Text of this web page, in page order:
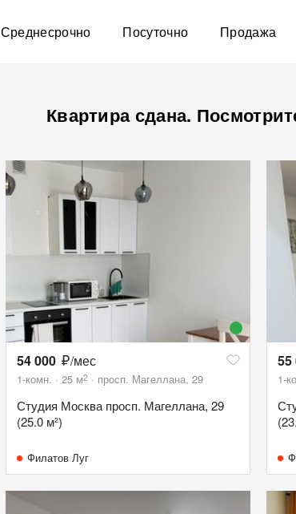
Среднесрочно Посуточно Продажа
Квартира сдана.
54 000 /мес
1-комн. 25 м2 просп. Магеллана, 29
Студия Москва просп. Магеллана, 29
(25.0 м²)
Филатов Луг
55
1-